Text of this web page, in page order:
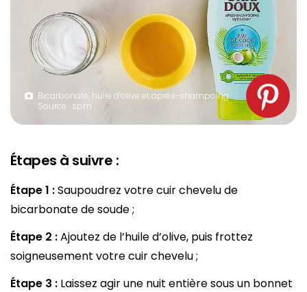
Bicarbonate, huile d’olive et après-shampoing.
Source : spm
Étapes à suivre :
Étape 1 :Saupoudrez votre cuir chevelu de
bicarbonate de soude ;
Étape 2 :Ajoutez de l’huile d’olive, puis frottez
soigneusement votre cuir chevelu ;
Étape 3 : Laissez agir une nuit entière sous un bonnet